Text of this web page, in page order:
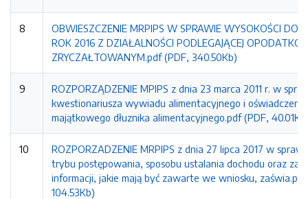
8
OBWIESZCZENIE MRPIPS W SPRAWIE WYSOKOŚCI
ROK 2016 Z DZIAŁALNOŚCI PODLEGAJĄCEJ
ZRYCZAŁTOWANYM.pdf (PDF, 340.50Kb)
9
ROZPORZĄDZENIE MPIPS z dnia 23 marca 2011 r. w
kwestionariusza wywiadu alimentacyjnego i oświadczenia
majątkowego dłuznika alimentacyjnego.pdf (PDF,
10
ROZPORZADZENIE MRPIPS z dnia 27 lipca 2017 w
trybu postępowania, sposobu ustalania dochodu oraz
informacji, jakie mają być zawarte we wniosku,
104.53Kb)